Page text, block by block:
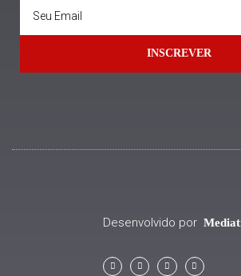
INSCREVER
Desenvolvido por